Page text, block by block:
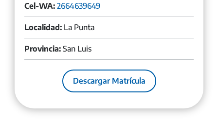
Cel-WA: 2664639649
Localidad: La Punta
Provincia: San Luis
Descargar Matrícula